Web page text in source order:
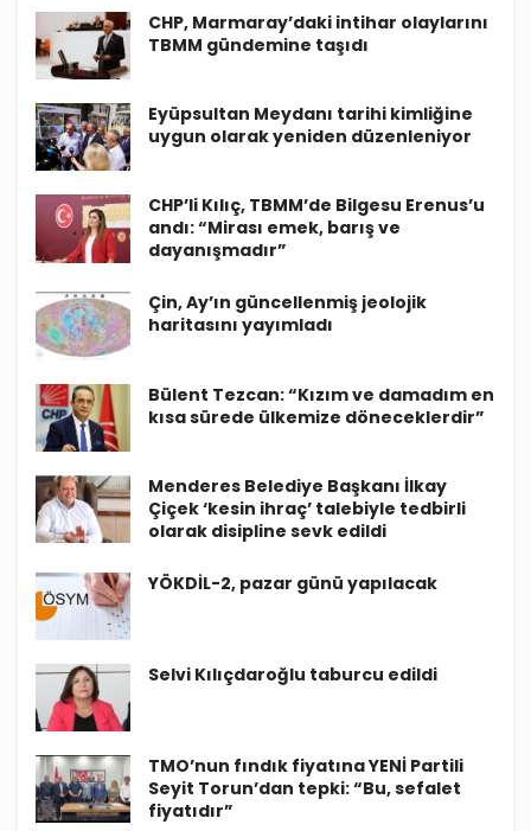
CHP, Marmaray’daki intihar olaylarını
TBMM gündemine taşıdı
Eyüpsultan Meydanı tarihi kimliğine
uygun olarak yeniden düzenleniyor
CHP’li Kılıç, TBMM’de Bilgesu Erenus’u
andı: “Mirası emek, barış ve
dayanışmadır”
Çin, Ay’ın güncellenmiş jeolojik
haritasını yayımladı
Bülent Tezcan: “Kızım ve damadım en
kısa sürede ülkemize döneceklerdir”
Menderes Belediye Başkanı İlkay
Çiçek ‘kesin ihraç’ talebiyle tedbirli
olarak disipline sevk edildi
YÖKDİL-2, pazar günü yapılacak
Selvi Kılıçdaroğlu taburcu edildi
TMO’nun fındık fiyatına YENİ Partili
Seyit Torun’dan tepki: “Bu, sefalet
fiyatıdır”